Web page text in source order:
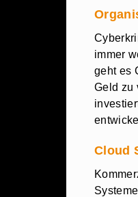
immer
geht es
Geld zu
Cloud